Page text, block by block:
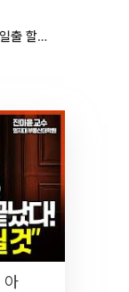
추미애 "우리 목표는 연대"…故 강일출 할머니 흉상 제막
아